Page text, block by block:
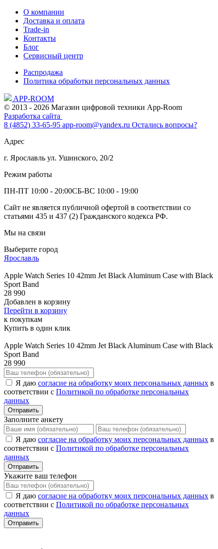
О компании
Доставка и оплата
Trade-in
Контакты
Блог
Сервисный центр
Распродажа
Политика обработки персональных данных
APP-ROOM
© 2013 - 2026 Магазин цифровой техники App-Room
Разработка сайта
8 (4852) 33-65-95 app-room@yandex.ru Остались вопросы?
Адрес
г. Ярославль ул. Ушинского, 20/2
Режим работы
ПН-ПТ 10:00 - 20:00СБ-ВС 10:00 - 19:00
Сайт не является публичной офертой в соответствии со
статьями 435 и 437 (2) Гражданского кодекса РФ.
Мы на связи
Выберите город
Ярославль
Apple Watch Series 10 42mm Jet Black Aluminum Case with Black
Sport Band
28 990
Добавлен в корзину
Перейти в корзину
к покупкам
Купить в один клик
Apple Watch Series 10 42mm Jet Black Aluminum Case with Black
Sport Band
28 990
Я даю согласие на обработку моих персональных данных в
соответствии с Политикой по обработке персональных
данных
Отправить
Заполните анкету
Я даю согласие на обработку моих персональных данных в
соответствии с Политикой по обработке персональных
данных
Отправить
Укажите ваш телефон
Я даю согласие на обработку моих персональных данных в
соответствии с Политикой по обработке персональных
данных
Отправить